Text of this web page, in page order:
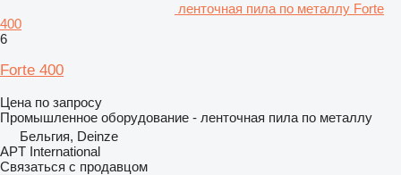
ленточная пила по металлу Forte
400
6
Forte 400
Цена по запросу
Промышленное оборудование - ленточная пила по металлу
Бельгия, Deinze
APT International
Связаться с продавцом